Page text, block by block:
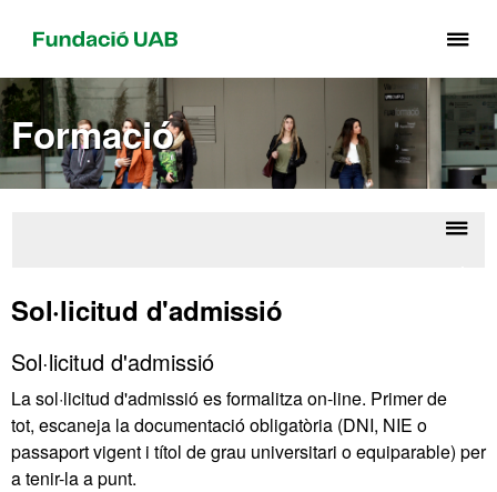
el
de
Formació
Sol·licitud d'admissió
Sol·licitud d'admissió
La sol·licitud d'admissió es formalitza on-line. Primer de
tot, escaneja la documentació obligatòria (DNI, NIE o
passaport vigent i títol de grau universitari o equiparable) per
a tenir-la a punt.